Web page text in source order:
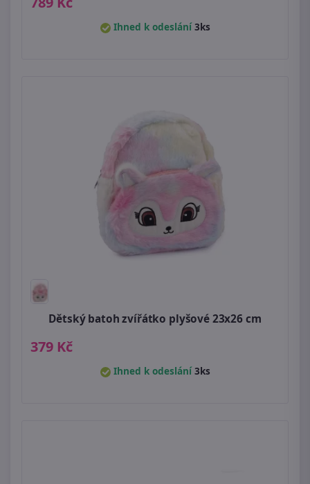
Ihned k odeslání3ks
Dětský batoh zvířátko plyšové 23x26 cm
379 Kč
Ihned k odeslání3ks